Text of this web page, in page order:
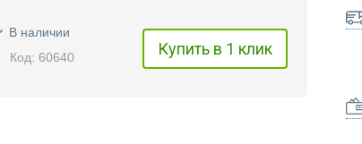
В наличии
Код: 60640
Купить в 1 клик